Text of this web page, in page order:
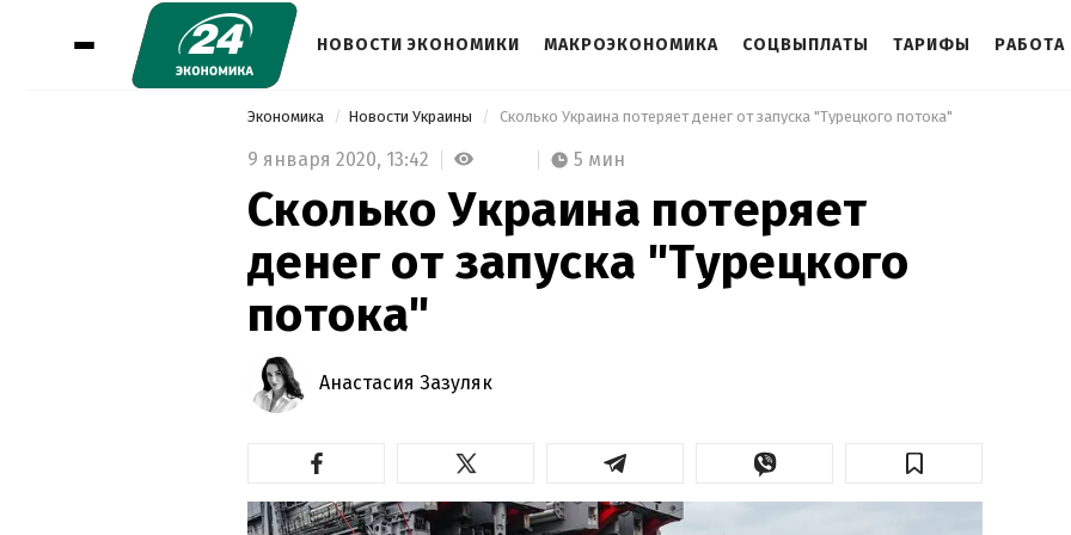
НОВОСТИ ЭКОНОМИКИ МАКРОЭКОНОМИКА СОЦВЫПЛАТЫ ТАРИФЫ РАБОТА
Экономика Новости Украины Сколько Украина потеряет денег от запуска "Турецкого потока"
9 января 2020, 13:42 5 мин
Сколько Украина потеряет
денег от запуска "Турецкого
потока"
Анастасия Зазуляк